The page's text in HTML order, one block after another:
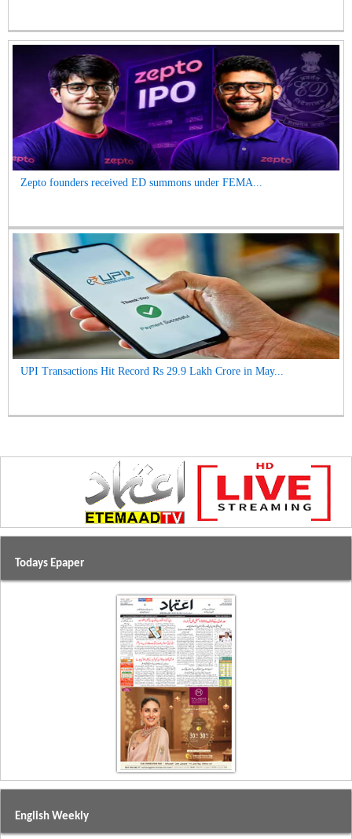
Zepto founders received ED summons under FEMA...
UPI Transactions Hit Record Rs 29.9 Lakh Crore in May...
Todays Epaper
English Weekly